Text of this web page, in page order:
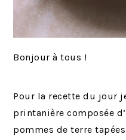
Bonjour à tous !
Pour la recette du jour
printanière composée
pommes de terre